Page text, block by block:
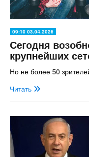
09:10 03.04.2026
Сегодня
крупнейших
Но не более 50
Читать